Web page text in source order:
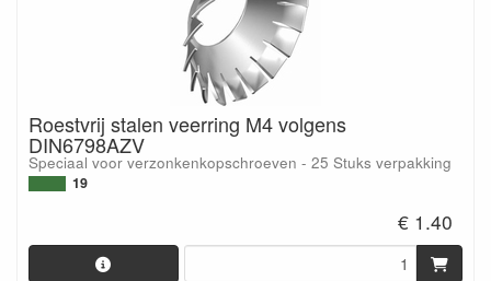
Roestvrij stalen veerring M4 volgens
DIN6798AZV
Speciaal voor verzonkenkopschroeven - 25 Stuks verpakking
19
€ 1.40